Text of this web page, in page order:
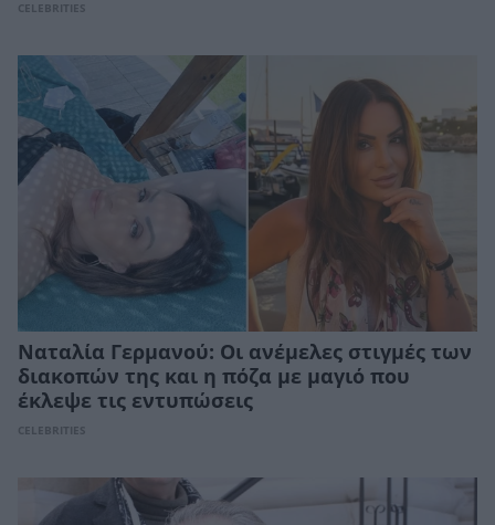
CELEBRITIES
Ναταλία Γερμανού: Οι ανέμελες στιγμές των
διακοπών της και η πόζα με μαγιό που
έκλεψε τις εντυπώσεις
CELEBRITIES